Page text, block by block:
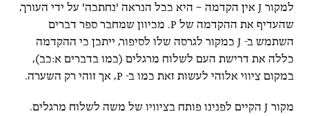
למקור J אין הקדמה – היא ככל הנראה 'נחתכה' על ידי העורך,
שהעדיף את ההקדמה של P. מכיוון שמחבר ספר דברים
השתמש ב- J כמקור לגרסה שלו לסיפור, ייתכן כי ההקדמה
כללה את דרישת העם לשלוח מרגלים (כמו בדברים א:כב),
במקום ציווי אלוהי לעשות זאת כמו ב- P, אך זוהי רק השערה.
מקור J הקיים לפנינו פותח בציוויו של משה לשלוח מרגלים.